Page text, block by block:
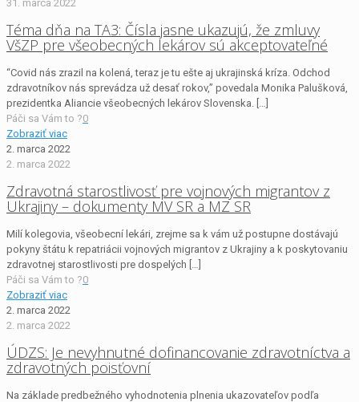
31. marca 2022
Téma dňa na TA3: Čísla jasne ukazujú, že zmluvy
VšZP pre všeobecných lekárov sú akceptovateľné
“Covid nás zrazil na kolená, teraz je tu ešte aj ukrajinská kríza. Odchod
zdravotníkov nás sprevádza už desať rokov,” povedala Monika Palušková,
prezidentka Aliancie všeobecných lekárov Slovenska. […]
Páči sa Vám to ?0
Zobraziť viac
2. marca 2022
2. marca 2022
Zdravotná starostlivosť pre vojnových migrantov z
Ukrajiny – dokumenty MV SR a MZ SR
Milí kolegovia, všeobecní lekári, zrejme sa k vám už postupne dostávajú
pokyny štátu k repatriácii vojnových migrantov z Ukrajiny a k poskytovaniu
zdravotnej starostlivosti pre dospelých […]
Páči sa Vám to ?0
Zobraziť viac
2. marca 2022
2. marca 2022
ÚDZS: Je nevyhnutné dofinancovanie zdravotníctva a
zdravotných poisťovní
Na základe predbežného vyhodnotenia plnenia ukazovateľov podľa